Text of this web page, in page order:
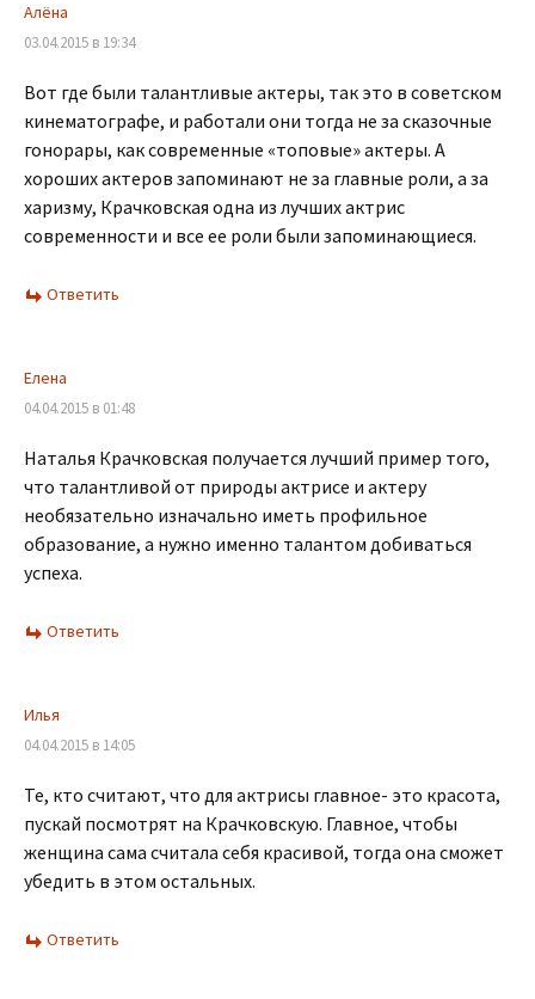
Алёна
03.04.2015 в 19:34
Вот где были талантливые актеры, так это в советском
кинематографе, и работали они тогда не за сказочные
гонорары, как современные «топовые» актеры. А
хороших актеров запоминают не за главные роли, а за
харизму, Крачковская одна из лучших актрис
современности и все ее роли были запоминающиеся.
Ответить
Елена
04.04.2015 в 01:48
Наталья Крачковская получается лучший пример того,
что талантливой от природы актрисе и актеру
необязательно изначально иметь профильное
образование, а нужно именно талантом добиваться
успеха.
Ответить
Илья
04.04.2015 в 14:05
Те, кто считают, что для актрисы главное- это красота,
пускай посмотрят на Крачковскую. Главное, чтобы
женщина сама считала себя красивой, тогда она сможет
убедить в этом остальных.
Ответить